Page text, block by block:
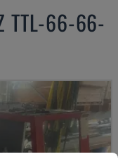
TTL-66-66-